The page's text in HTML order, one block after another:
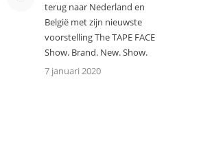
terug naar Nederland en
België met zijn nieuwste
voorstelling The TAPE FACE
Show. Brand. New. Show.
7 januari 2020